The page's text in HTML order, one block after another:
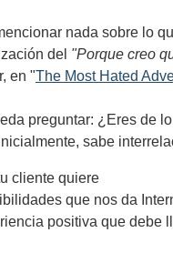
nada sobre lo
del "Porque creo
en "The Most Hated
preguntar: ¿Eres de
sabe
cliente quiere
que nos da
positiva que debe